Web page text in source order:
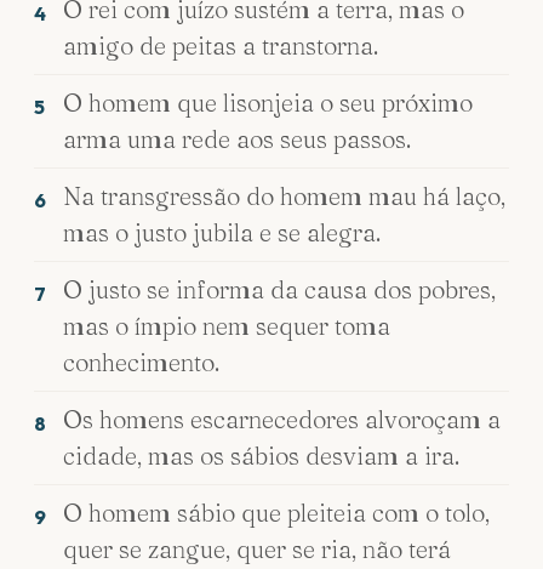
4
O rei com juízo sustém a terra, mas o
amigo de peitas a transtorna.
5
O homem que lisonjeia o seu próximo
arma uma rede aos seus passos.
6
Na transgressão do homem mau há laço,
mas o justo jubila e se alegra.
7
O justo se informa da causa dos pobres,
mas o ímpio nem sequer toma
conhecimento.
8
Os homens escarnecedores alvoroçam a
cidade, mas os sábios desviam a ira.
9
O homem sábio que pleiteia com o tolo,
quer se zangue, quer se ria, não terá